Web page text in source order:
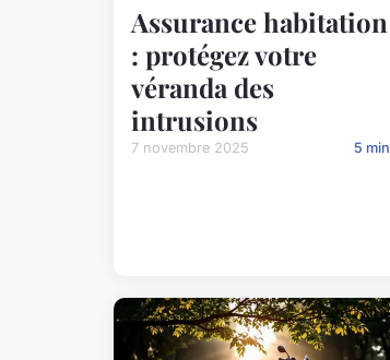
Assurance habitation
: protégez votre
véranda des
intrusions
7 novembre 2025 5 min